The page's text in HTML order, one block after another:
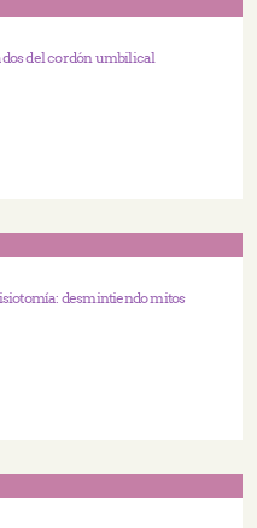
del cordón umbilical
desmintiendo mitos